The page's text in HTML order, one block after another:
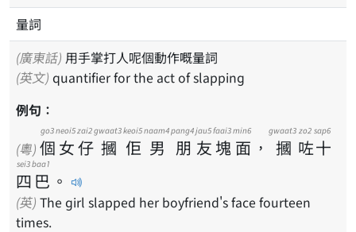
量詞
(廣東話) 用手掌打人呢個動作嘅量詞
(英文) quantifier for the act of slapping
例句：
(粵) 個
go3
女
neoi5
仔
zai2
摑
gwaat3
佢
keoi5
男
naam4
朋
pang4
友
jau5
塊
faai3
面
min6
， 摑
gwaat3
咗
zo2
十
sap6
四
sei3
巴
baa1
。
(英) The girl slapped her boyfriend's face fourteen
times.